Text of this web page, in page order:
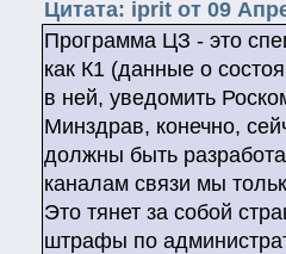
Цитата: iprit от 09
Программа ЦЗ - это
как К1 (данные о
в ней, уведомить
Минздрав, конечно,
должны быть
каналам связи мы
Это тянет за собой
штрафы по